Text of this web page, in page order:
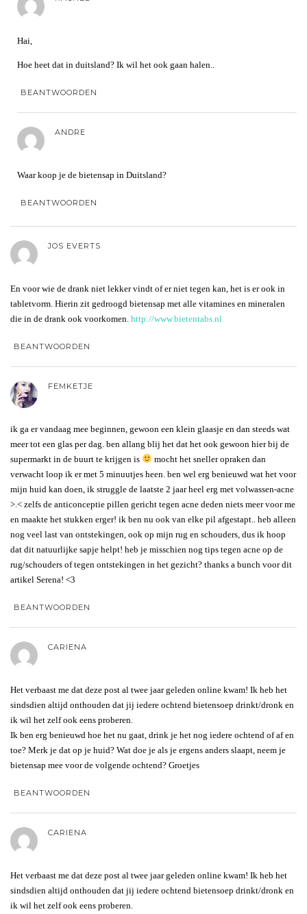
Hai,
Hoe heet dat in duitsland? Ik wil het ook gaan halen..
BEANTWOORDEN
ANDRE
Waar koop je de bietensap in Duitsland?
BEANTWOORDEN
JOS EVERTS
En voor wie de drank niet lekker vindt of er niet tegen kan, het is er ook in
tabletvorm. Hierin zit gedroogd bietensap met alle vitamines en mineralen
die in de drank ook voorkomen. http://www.bietentabs.nl
BEANTWOORDEN
FEMKETJE
ik ga er vandaag mee beginnen, gewoon een klein glaasje en dan steeds wat
meer tot een glas per dag. ben allang blij het dat het ook gewoon hier bij de
supermarkt in de buurt te krijgen is
mocht het sneller opraken dan
verwacht loop ik er met 5 minuutjes heen. ben wel erg benieuwd wat het voor
mijn huid kan doen, ik struggle de laatste 2 jaar heel erg met volwassen-acne
>.< zelfs de anticonceptie pillen gericht tegen acne deden niets meer voor me
en maakte het stukken erger! ik ben nu ook van elke pil afgestapt.. heb alleen
nog veel last van ontstekingen, ook op mijn rug en schouders, dus ik hoop
dat dit natuurlijke sapje helpt! heb je misschien nog tips tegen acne op de
rug/schouders of tegen ontstekingen in het gezicht? thanks a bunch voor dit
artikel Serena! <3
BEANTWOORDEN
CARIENA
Het verbaast me dat deze post al twee jaar geleden online kwam! Ik heb het
sindsdien altijd onthouden dat jij iedere ochtend bietensoep drinkt/dronk en
ik wil het zelf ook eens proberen.
Ik ben erg benieuwd hoe het nu gaat, drink je het nog iedere ochtend of af en
toe? Merk je dat op je huid? Wat doe je als je ergens anders slaapt, neem je
bietensap mee voor de volgende ochtend? Groetjes
BEANTWOORDEN
CARIENA
Het verbaast me dat deze post al twee jaar geleden online kwam! Ik heb het
sindsdien altijd onthouden dat jij iedere ochtend bietensoep drinkt/dronk en
ik wil het zelf ook eens proberen.